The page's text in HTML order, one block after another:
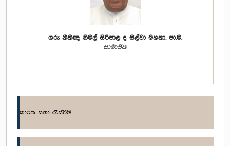
ගරු නීතිඥ නිමල් සිරිපාල ද සිල්වා මහතා, පා.ම.
සාමාජික
කාරක සභා රැස්වීම්